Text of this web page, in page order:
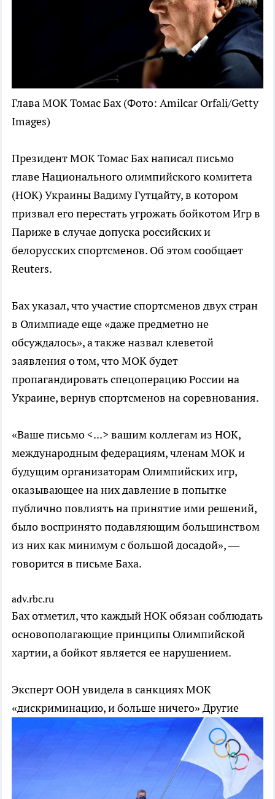
Глава МОК Томас Бах (Фото: Amilcar Orfali/Getty
Images)
Президент МОК Томас Бах написал письмо
главе Национального олимпийского комитета
(НОК) Украины Вадиму Гутцайту, в котором
призвал его перестать угрожать бойкотом Игр в
Париже в случае допуска российских и
белорусских спортсменов. Об этом сообщает
Reuters.
Бах указал, что участие спортсменов двух стран
в Олимпиаде еще «даже предметно не
обсуждалось», а также назвал клеветой
заявления о том, что МОК будет
пропагандировать спецоперацию России на
Украине, вернув спортсменов на соревнования.
«Ваше письмо <...> вашим коллегам из НОК,
международным федерациям, членам МОК и
будущим организаторам Олимпийских игр,
оказывающее на них давление в попытке
публично повлиять на принятие ими решений,
было воспринято подавляющим большинством
из них как минимум с большой досадой», —
говорится в письме Баха.
adv.rbc.ru
Бах отметил, что каждый НОК обязан соблюдать
основополагающие принципы Олимпийской
хартии, а бойкот является ее нарушением.
Эксперт ООН увидела в санкциях МОК
«дискриминацию, и больше ничего» Другие